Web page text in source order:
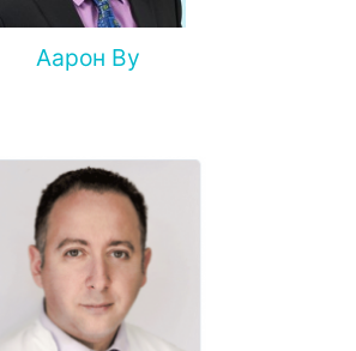
Аарон Ву